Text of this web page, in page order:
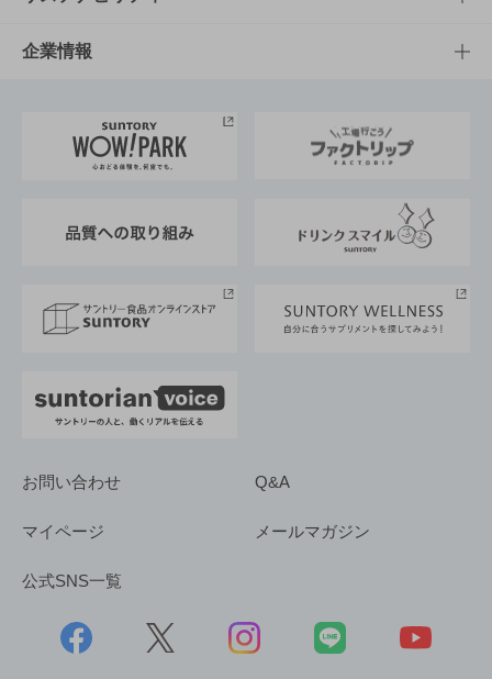
栄養成分一覧
工場見学
地域情報
サントリーホール
サントリーサンバーズ大阪
サステナビリティTOP
サントリーが考えるサステナビリティ経営
企業情報
企業概要
採用情報
お問い合わせ Q&A
マイページ メールマガジン
公式SNS一覧